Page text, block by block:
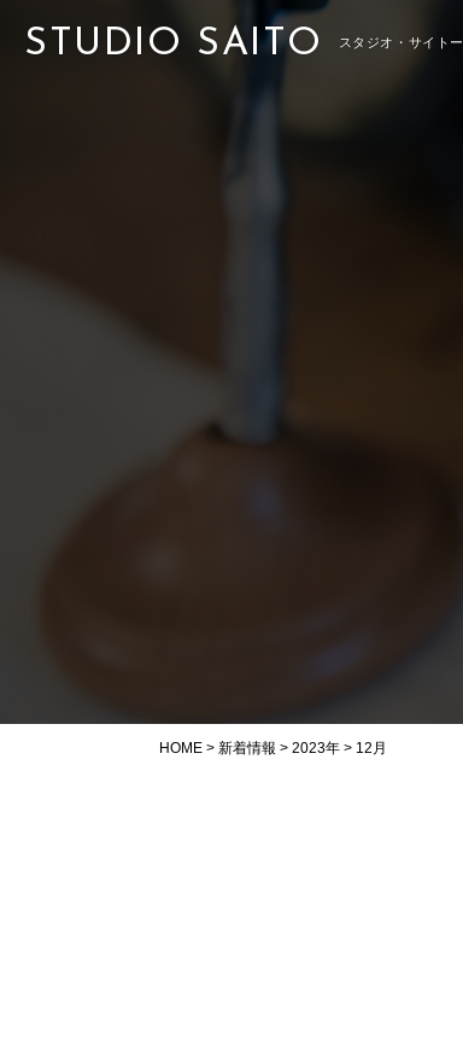
STUDIO SAITO スタジオ・サイトー
HOME > 新着情報 > 2023年 > 12月